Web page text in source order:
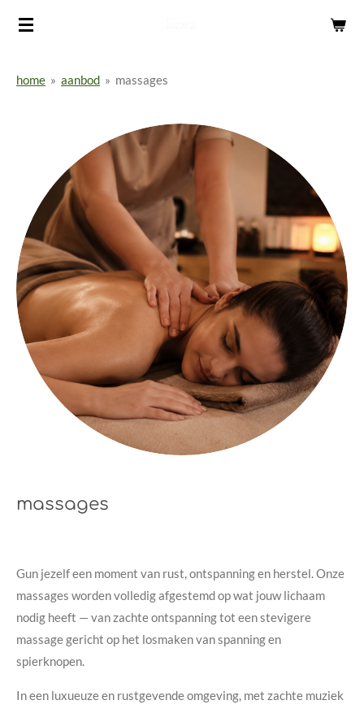
Ga
dehome » aanbod » massages
massages
Gun jezelf een moment van rust, ontspanning en herstel. Onze
massages worden volledig afgestemd op wat jouw lichaam
nodig heeft — van zachte ontspanning tot een stevigere
massage gericht op het losmaken van spanning en
spierknopen.
In een luxueuze en rustgevende omgeving, met zachte muziek